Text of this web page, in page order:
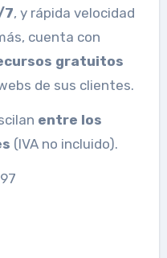
7, y rápida velocidad
cuenta con
gratuitos
de sus clientes.
entre los
(IVA no incluido).